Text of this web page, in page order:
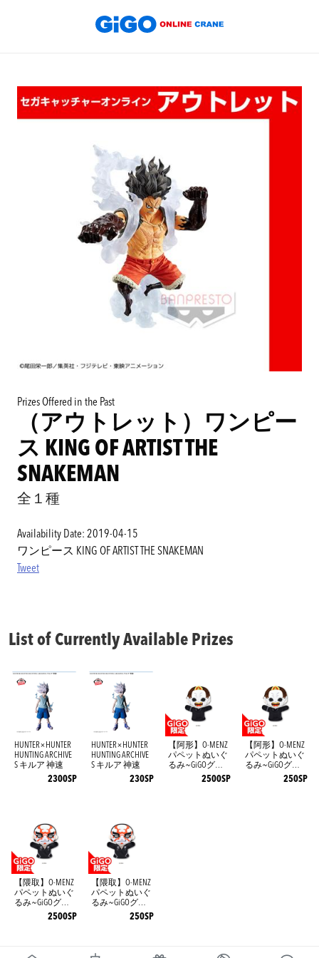
Prizes Offered in the Past
（アウトレット）ワンピー
ス KING OF ARTIST THE
SNAKEMAN
全１種
Availability Date: 2019-04-15
ワンピース KING OF ARTIST THE SNAKEMAN
Tweet
List of Currently Available Prizes
HUNTER×HUNTER
HUNTING ARCHIVE
S キルア 神速
2300SP
HUNTER×HUNTER
HUNTING ARCHIVE
S キルア 神速
230SP
【阿形】O-MENZ
パペットぬいぐ
るみ~GiGOグル
ープのお店限定
2500SP
【阿形】O-MENZ
パペットぬいぐ
るみ~GiGOグル
ープのお店限定
250SP
【隈取】O-MENZ
パペットぬいぐ
るみ~GiGOグル
ープのお店限定
2500SP
【隈取】O-MENZ
パペットぬいぐ
るみ~GiGOグル
ープのお店限定
250SP